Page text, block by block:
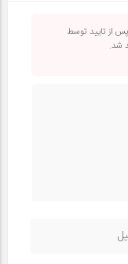
از تایید توسط
شد.